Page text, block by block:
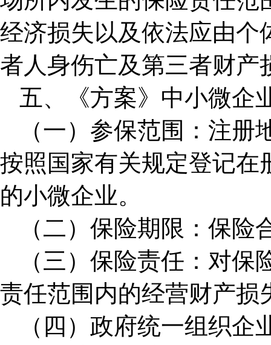
经济损失以及依法应由个
者人身伤亡及第三者财产
五、《方案》中小微企
（一）参保范围：注
按照国家有关规定登记在
的小微企业。
（二）保险期限：保
（三）保险责任：对
责任范围内的经营财产损
（四）政府统一组织